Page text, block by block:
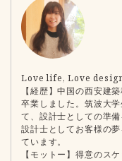
Love life, Love design.
【経歴】中国の西安建
卒業しました。筑波大
て、設計士としての準
設計士としてお客様の
ています。
【モットー】得意のス